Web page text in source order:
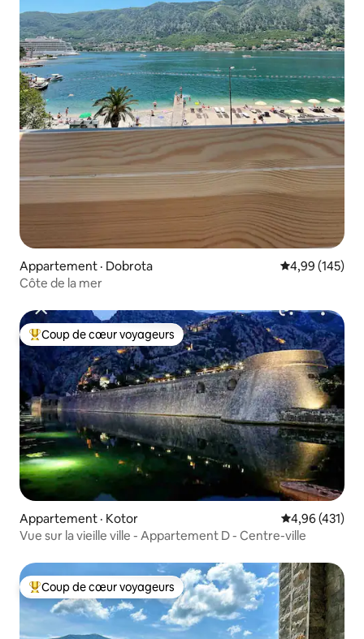
Appartement · Dobrota Note
4,99 (145)
Côte de la mer
Coup de cœur voyageurs parmi les plus aimés
Coup de cœur voyageurs
Appartement · Kotor Note
4,96 (431)
Vue sur la vieille ville - Appartement D - Centre-ville
Coup de cœur voyageurs parmi les plus aimés
Coup de cœur voyageurs